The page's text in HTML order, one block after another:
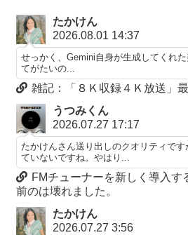
たかけん
2026.08.01 14:37
せっかく、Gemini自身が生成してくれ
てがたいの...
雑記：「８Ｋ収録４Ｋ放送」
うつみくん
2026.07.27 17:17
たかけんさん送り出しのクオリティで
ていないですね。やはり...
FMチューナーを新しく導入す
前のは壊れました。
たかけん
2026.07.27 3:56